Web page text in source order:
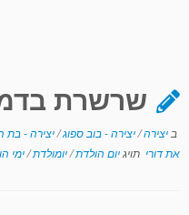
שרשרת
ב יצירה/יצירה - בוב ספוג/יצירה -
את דורי תויגיום הולדת/יומולדת/ימי